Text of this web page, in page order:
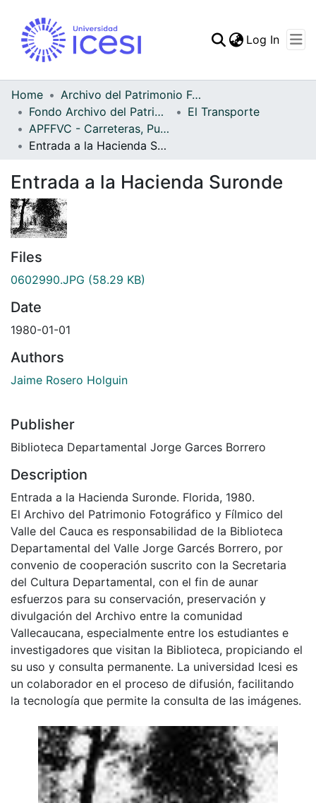
Statistics
Log In
Home
Archivo del Patrimonio Fotográfico y Fílmico del Valle del Cauca
Fondo Archivo del Patrimonio Fotográfico y Fílmico del Valle del Cauca
El Transporte
APFFVC - Carreteras, Puentes - Patrimonial
Entrada a la Hacienda Suronde
Entrada a la Hacienda Suronde
Files
0602990.JPG (58.29 KB)
Date
1980-01-01
Authors
Jaime Rosero Holguin
Publisher
Biblioteca Departamental Jorge Garces Borrero
Description
Entrada a la Hacienda Suronde. Florida, 1980.
El Archivo del Patrimonio Fotográfico y Fílmico del
Valle del Cauca es responsabilidad de la Biblioteca
Departamental del Valle Jorge Garcés Borrero, por
convenio de cooperación suscrito con la Secretaria
del Cultura Departamental, con el fin de aunar
esfuerzos para su conservación, preservación y
divulgación del Archivo entre la comunidad
Vallecaucana, especialmente entre los estudiantes e
investigadores que visitan la Biblioteca, propiciando el
su uso y consulta permanente. La universidad Icesi es
un colaborador en el proceso de difusión, facilitando
la tecnología que permite la consulta de las imágenes.